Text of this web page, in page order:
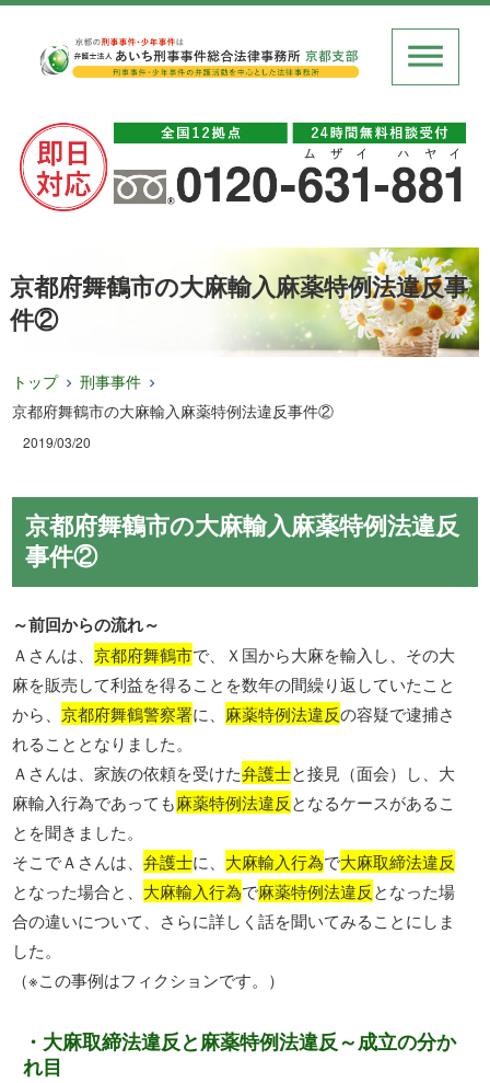
京都府舞鶴市の大麻輸入麻薬特例法違反事
件②
トップ
刑事事件
京都府舞鶴市の大麻輸入麻薬特例法違反事件②
2019/03/20
京都府舞鶴市の大麻輸入麻薬特例法違反
事件②
～前回からの流れ～
Ａさんは、京都府舞鶴市で、Ｘ国から大麻を輸入し、その大
麻を販売して利益を得ることを数年の間繰り返していたこと
から、京都府舞鶴警察署に、 麻薬特例法違反の容疑で逮捕さ
れることとなりました。
Ａさんは、家族の依頼を受けた弁護士と接見（面会）し、大
麻輸入行為であっても麻薬特例法違反となるケースがあるこ
とを聞きました。
そこでＡさんは、弁護士に、 大麻輸入行為で大麻取締法違反
となった場合と、 大麻輸入行為で麻薬特例法違反となった場
合の違いについて、さらに詳しく話を聞いてみることにしま
した。
（※この事例はフィクションです。）
・大麻取締法違反と麻薬特例法違反～成立の分か
れ目